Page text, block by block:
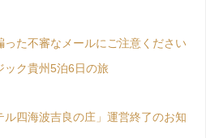
った不審なメールにご注意ください
ック貴州5泊6日の旅
ル四海波吉良の庄」運営終了のお知